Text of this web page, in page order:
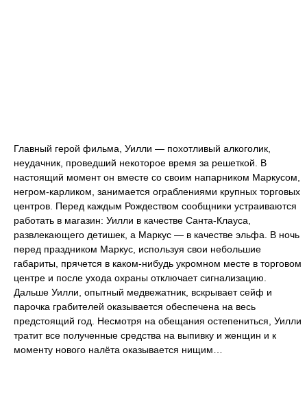
Главный герой фильма, Уилли — похотливый алкоголик,
неудачник, проведший некоторое время за решеткой. В
настоящий момент он вместе со своим напарником Маркусом,
негром-карликом, занимается ограблениями крупных торговых
центров. Перед каждым Рождеством сообщники устраиваются
работать в магазин: Уилли в качестве Санта-Клауса,
развлекающего детишек, а Маркус — в качестве эльфа. В ночь
перед праздником Маркус, используя свои небольшие
габариты, прячется в каком-нибудь укромном месте в торговом
центре и после ухода охраны отключает сигнализацию.
Дальше Уилли, опытный медвежатник, вскрывает сейф и
парочка грабителей оказывается обеспечена на весь
предстоящий год. Несмотря на обещания остепениться, Уилли
тратит все полученные средства на выпивку и женщин и к
моменту нового налёта оказывается нищим…